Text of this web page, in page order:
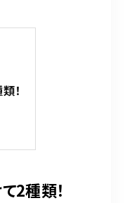
！
2種類！
（日月除く）
（日月除く）